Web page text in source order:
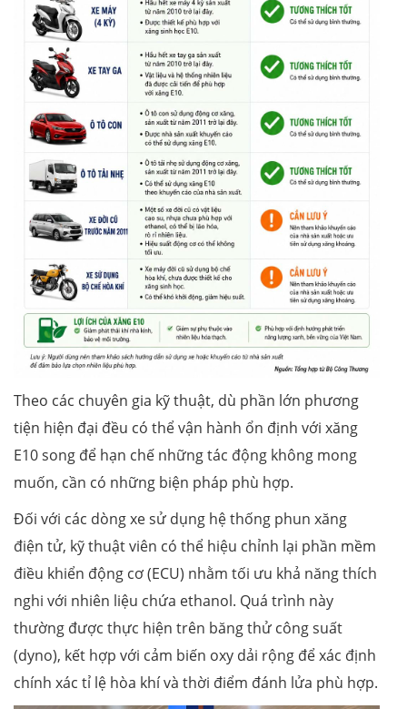
Theo các chuyên gia kỹ thuật, dù phần lớn phương
tiện hiện đại đều có thể vận hành ổn định với xăng
E10 song để hạn chế những tác động không mong
muốn, cần có những biện pháp phù hợp.
Đối với các dòng xe sử dụng hệ thống phun xăng
điện tử, kỹ thuật viên có thể hiệu chỉnh lại phần mềm
điều khiển động cơ (ECU) nhằm tối ưu khả năng thích
nghi với nhiên liệu chứa ethanol. Quá trình này
thường được thực hiện trên băng thử công suất
(dyno), kết hợp với cảm biến oxy dải rộng để xác định
chính xác tỉ lệ hòa khí và thời điểm đánh lửa phù hợp.